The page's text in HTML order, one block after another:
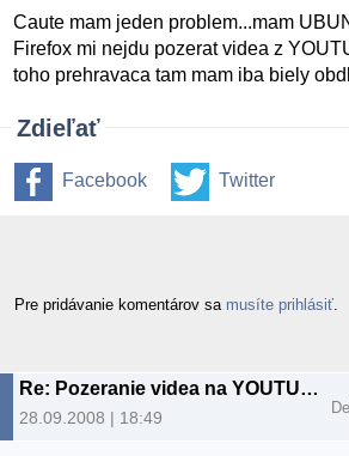
Caute mam jeden problem...mam
Firefox mi nejdu pozerat videa z
toho prehravaca tam mam iba biely
Zdieľať
Facebook Twitter
Pre pridávanie komentárov sa musíte prihlásiť
Re: Pozeranie videa na YOUTUBE
28.09.2008 | 18:49